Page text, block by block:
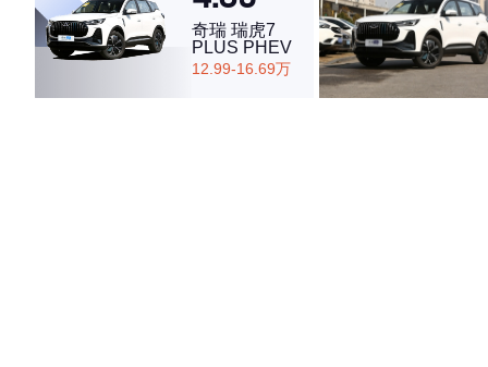
奇瑞 瑞虎7
PLUS PHEV
12.99-16.69万